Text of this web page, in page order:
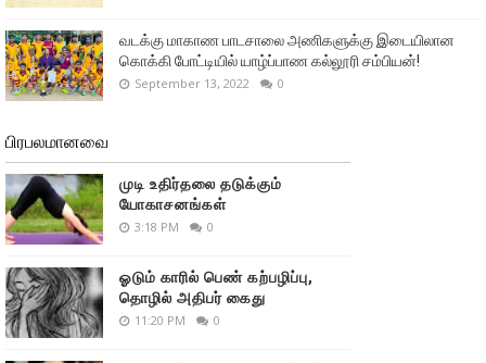
வடக்கு மாகாண பாடசாலை அணிகளுக்கு இடையிலான
கொக்கி போட்டியில் யாழ்ப்பாண கல்லூரி சம்பியன்!
September 13, 2022 0
பிரபலமானவை
முடி உதிர்தலை தடுக்கும்
யோகாசனங்கள்
3:18 PM 0
ஓடும் காரில் பெண் கற்பழிப்பு,
தொழில் அதிபர் கைது
11:20 PM 0